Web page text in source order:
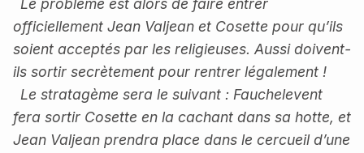
Le problème est alors de faire entrer
officiellement Jean Valjean et Cosette pour qu’ils
soient acceptés par les religieuses. Aussi doivent-
ils sortir secrètement pour rentrer légalement !
Le stratagème sera le suivant : Fauchelevent
fera sortir Cosette en la cachant dans sa hotte, et
Jean Valjean prendra place dans le cercueil d’une